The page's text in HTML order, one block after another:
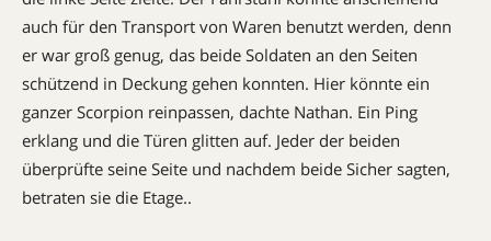
auch für den Transport von Waren benutzt werden, denn
er war groß genug, das beide Soldaten an den Seiten
schützend in Deckung gehen konnten. Hier könnte ein
ganzer Scorpion reinpassen, dachte Nathan. Ein Ping
erklang und die Türen glitten auf. Jeder der beiden
überprüfte seine Seite und nachdem beide Sicher sagten,
betraten sie die Etage..